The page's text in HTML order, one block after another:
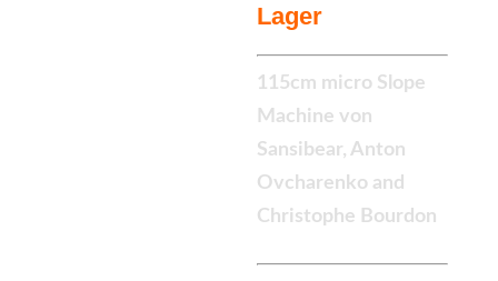
Lager
115cm micro Slope
Machine von
Sansibear, Anton
Ovcharenko and
Christophe Bourdon